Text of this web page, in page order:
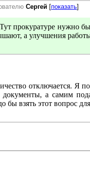
Сергей [показать]
прокуратуре нужно бы
а улучшения
отключается. Я
а самим
бы взять этот вопрос